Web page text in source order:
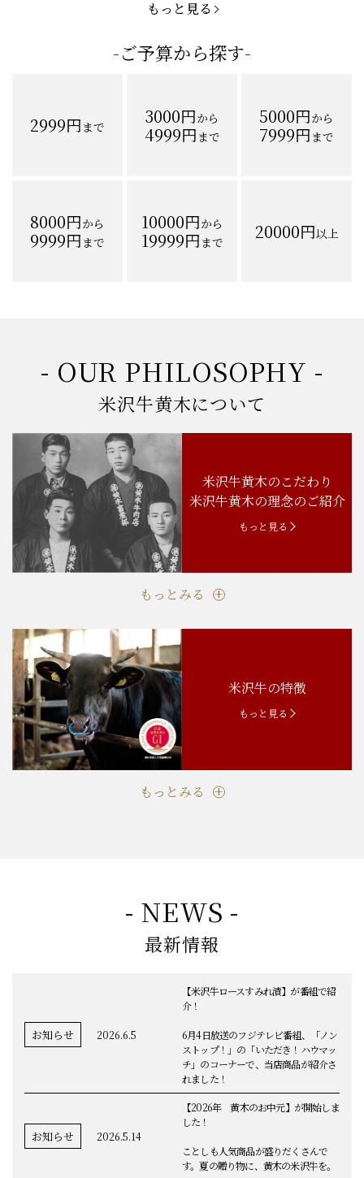
3000円から 5000円から
8000円から 10000円から
- OUR PHILOSOPHY -
米沢牛黄木のこだわり
米沢牛黄木の理念のご紹介
米沢牛の特徴
- NEWS -
【米沢牛ロースすみれ漬】が番組で紹
6月4日放送のフジテレビ番組、「ノン
ストップ！」の「いただき！ハウマッ
チ」のコーナーで、当店商品が紹介さ
れました！
【2026年 黄木のお中元】が開始しま
ことしも人気商品が盛りだくさんで